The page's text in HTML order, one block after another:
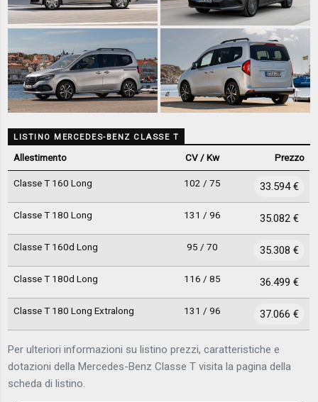
LISTINO MERCEDES-BENZ CLASSE T
Allestimento CV / Kw Prezzo
Classe T 160 Long 102 / 75 33.594 €
Classe T 180 Long 131 / 96 35.082 €
Classe T 160d Long 95 / 70 35.308 €
Classe T 180d Long 116 / 85 36.499 €
Classe T 180 Long Extralong 131 / 96 37.066 €
Per ulteriori informazioni su listino prezzi, caratteristiche e
dotazioni della Mercedes-Benz Classe T visita la pagina della
scheda di listino.